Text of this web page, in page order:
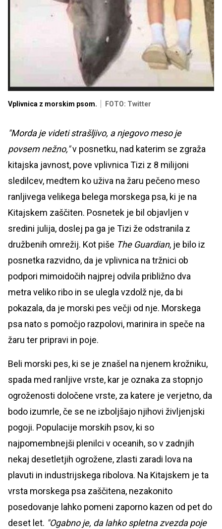
Vplivnica z morskim psom. FOTO: Twitter
"Morda je videti strašljivo, a njegovo meso je
povsem nežno,"v posnetku, nad katerim se zgraža
kitajska javnost, pove vplivnica Tizi z 8 milijoni
sledilcev, medtem ko uživa na žaru pečeno meso
ranljivega velikega belega morskega psa, ki je na
Kitajskem zaščiten. Posnetek je bil objavljen v
sredini julija, doslej pa ga je Tizi že odstranila z
družbenih omrežij. Kot piše The Guardian, je bilo iz
posnetka razvidno, da je vplivnica na tržnici ob
podpori mimoidočih najprej odvila približno dva
metra veliko ribo in se ulegla vzdolž nje, da bi
pokazala, da je morski pes večji od nje. Morskega
psa nato s pomočjo razpolovi, marinira in speče na
žaru ter pripravi in poje.
Beli morski pes, ki se je znašel na njenem krožniku,
spada med ranljive vrste, kar je oznaka za stopnjo
ogroženosti določene vrste, za katere je verjetno, da
bodo izumrle, če se ne izboljšajo njihovi življenjski
pogoji. Populacije morskih psov, ki so
najpomembnejši plenilci v oceanih, so v zadnjih
nekaj desetletjih ogrožene, zlasti zaradi lova na
plavuti in industrijskega ribolova. Na Kitajskem je ta
vrsta morskega psa zaščitena, nezakonito
posedovanje lahko pomeni zaporno kazen od pet do
deset let. "Ogabno je, da lahko spletna zvezda poje